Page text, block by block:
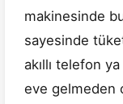
makinesinde
sayesinde
akıllı telefon ya
eve gelmeden